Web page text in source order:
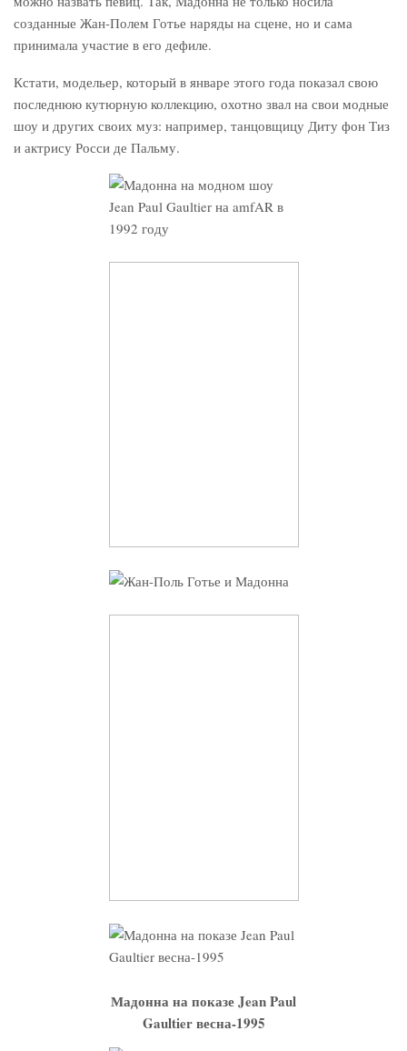
созданные Жан-Полем Готье наряды на сцене, но и сама
принимала участие в его дефиле.
Кстати, модельер, который в январе этого года показал свою
последнюю кутюрную коллекцию, охотно звал на свои модные
шоу и других своих муз: например, танцовщицу Диту фон Тиз
и актрису Росси де Пальму.
Мадонна на показе Jean Paul
Gaultier весна-1995